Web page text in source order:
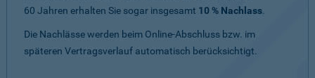
60 Jahren erhalten Sie sogar insgesamt 10 % Nachlass.
Die Nachlässe werden beim Online-Abschluss bzw. im
späteren Vertragsverlauf automatisch berücksichtigt.